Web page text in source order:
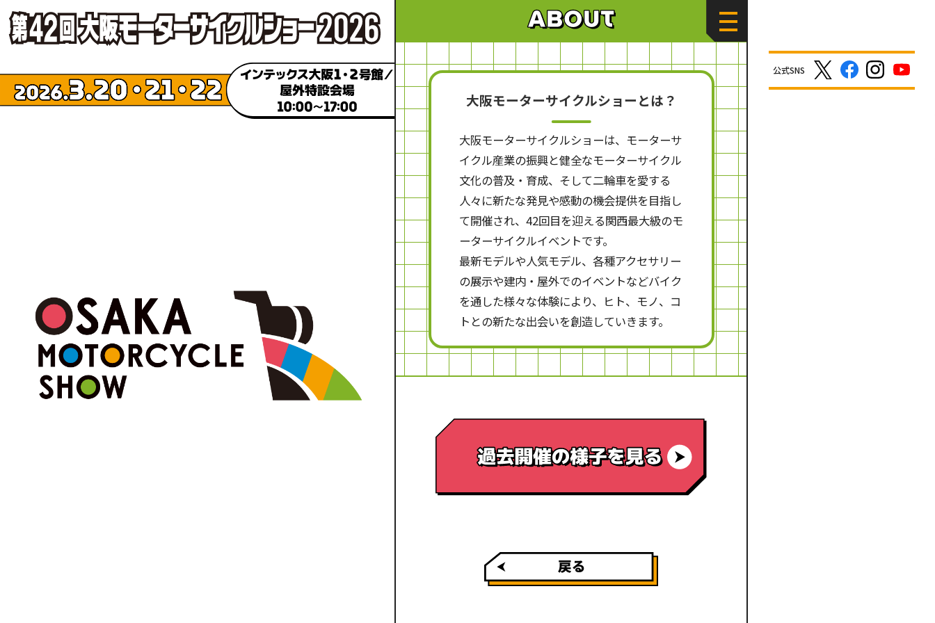
公式SNS
大阪モーターサイクルショーとは？
大阪モーターサイクルショーは、モーターサ
イクル産業の振興と健全なモーターサイクル
文化の普及・育成、そして二輪車を愛する
人々に新たな発見や感動の機会提供を目指し
て開催され、42回目を迎える関西最大級のモ
ーターサイクルイベントです。
最新モデルや人気モデル、各種アクセサリー
の展示や建内・屋外でのイベントなどバイク
を通した様々な体験により、ヒト、モノ、コ
トとの新たな出会いを創造していきます。